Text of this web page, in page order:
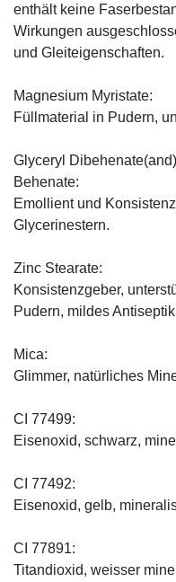
enthält keine
Wirkungen
und Gleiteigenschaften.
Magnesium Myristate:
Füllmaterial in Pudern,
Glyceryl
Behenate:
Emollient und
Glycerinestern.
Zinc Stearate:
Konsistenzgeber,
Pudern, mildes
Mica:
Glimmer, natürliches
CI 77499:
Eisenoxid, schwarz,
CI 77492:
Eisenoxid, gelb,
CI 77891:
Titandioxid, weisser